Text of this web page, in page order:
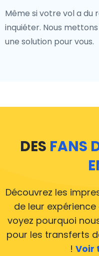
Même si votre vol a du
inquiéter. Nous
une solution pour vous.
DES FANS
Découvrez les
de leur
voyez pourquoi
pour les transferts
! Voir